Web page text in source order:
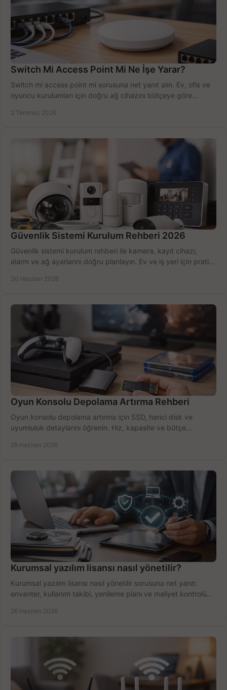
Switch Mi Access Point Mi Ne İşe Yarar?
Switch mi access point mi sorusuna net yanıt alın. Ev, ofis ve
oyuncu kurulumları için doğru ağ cihazını bütçeye göre
2 Temmuz 2026
Güvenlik Sistemi Kurulum Rehberi 2026
Güvenlik sistemi kurulum rehberi ile kamera, kayıt cihazı,
alarm ve ağ ayarlarını doğru planlayın. Ev ve iş yeri için pratik
30 Haziran 2026
Oyun Konsolu Depolama Artırma Rehberi
Oyun konsolu depolama artırma için SSD, harici disk ve
uyumluluk detaylarını öğrenin. Hız, kapasite ve bütçe
28 Haziran 2026
Kurumsal yazılım lisansı nasıl yönetilir?
Kurumsal yazılım lisansı nasıl yönetilir sorusuna net yanıt:
envanter, kullanım takibi, yenileme planı ve maliyet kontrolü
26 Haziran 2026